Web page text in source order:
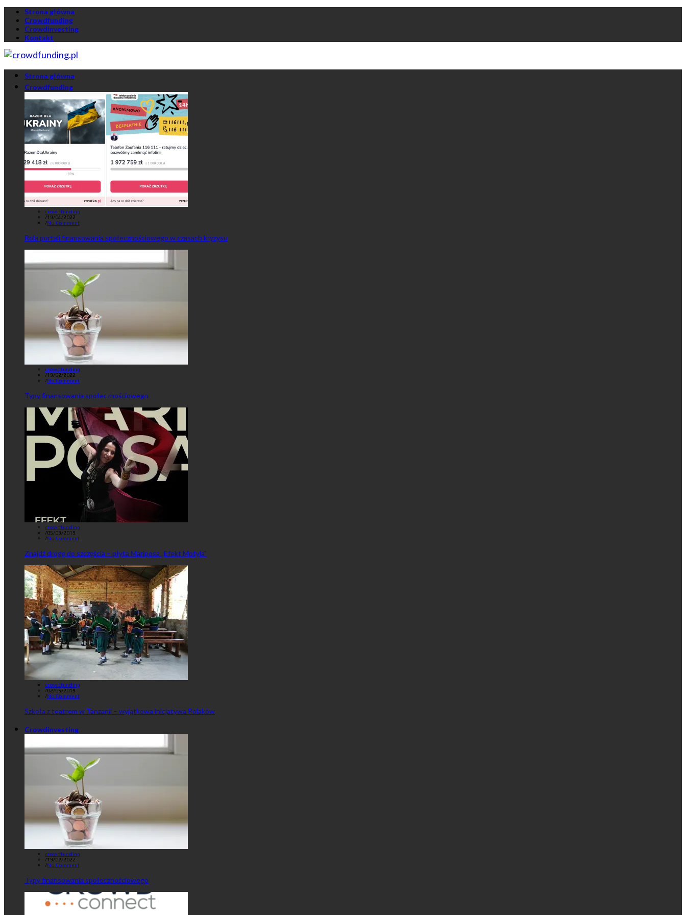
Strona główna
Crowdfunding
Crowdinvesting
Kontakt
Strona główna
Crowdfunding
crowdfunding
/19/04/2022
/No Comment
Rola portali finansowania społecznościowego w czasach kryzysu
crowdfunding
/19/02/2022
/No Comment
Typy finansowania społecznościowego
crowdfunding
/05/08/2019
/No Comment
Znajdź drogę do szczęścia – płyta Mariposa „Efekt Motyla”
crowdfunding
/02/05/2019
/No Comment
Szkoła z teatrem w Tanzanii – wyjątkowa inicjatywa Polaków
Crowdinvesting
crowdfunding
/19/02/2022
/No Comment
Typy finansowania społecznościowego